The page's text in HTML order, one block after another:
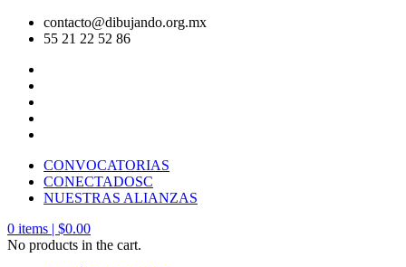
contacto@dibujando.org.mx
55 21 22 52 86
CONVOCATORIAS
CONECTADOSC
NUESTRAS ALIANZAS
0 items | $0.00
No products in the cart.